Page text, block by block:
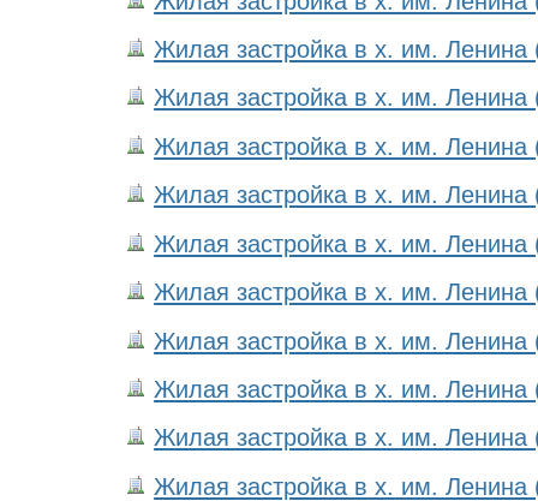
Жилая застройка в х. им. Ленина
Жилая застройка в х. им. Ленина
Жилая застройка в х. им. Ленина
Жилая застройка в х. им. Ленина
Жилая застройка в х. им. Ленина
Жилая застройка в х. им. Ленина
Жилая застройка в х. им. Ленина
Жилая застройка в х. им. Ленина
Жилая застройка в х. им. Ленина
Жилая застройка в х. им. Ленина